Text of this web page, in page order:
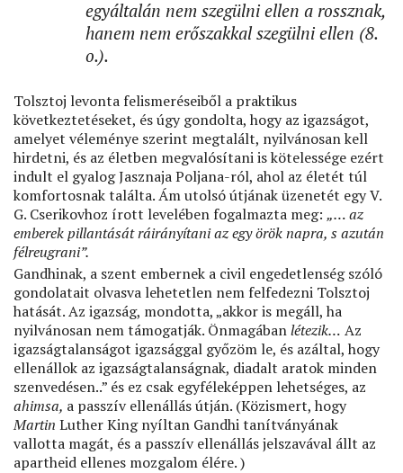
egyáltalán nem szegülni ellen a rossznak,
hanem nem erőszakkal szegülni ellen (8.
o.).
Tolsztoj levonta felismeréseiből a praktikus
következtetéseket, és úgy gondolta, hogy az igazságot,
amelyet véleménye szerint megtalált, nyilvánosan kell
hirdetni, és az életben megvalósítani is kötelessége ezért
indult el gyalog Jasznaja Poljana-ról, ahol az életét túl
komfortosnak találta. Ám utolsó útjának üzenetét egy V.
G. Cserikovhoz írott levelében fogalmazta meg: „… az
emberek pillantását ráirányítani az egy örök napra, s azután
félreugrani”.
Gandhinak, a szent embernek a civil engedetlenség szóló
gondolatait olvasva lehetetlen nem felfedezni Tolsztoj
hatását. Az igazság, mondotta, „akkor is megáll, ha
nyilvánosan nem támogatják. Önmagábanlétezik… Az
igazságtalanságot igazsággal győzöm le, és azáltal, hogy
ellenállok az igazságtalanságnak, diadalt aratok minden
szenvedésen..” és ez csak egyféleképpen lehetséges, az
ahimsa, a passzív ellenállás útján. (Közismert, hogy
Martin Luther King nyíltan Gandhi tanítványának
vallotta magát, és a passzív ellenállás jelszavával állt az
apartheid ellenes mozgalom élére. )